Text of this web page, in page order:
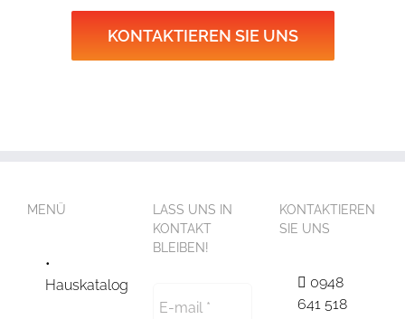
KONTAKTIEREN SIE UNS
MENÜ
Hauskatalog
LASS UNS IN
KONTAKT
BLEIBEN!
KONTAKTIEREN
SIE UNS
0948
641 518